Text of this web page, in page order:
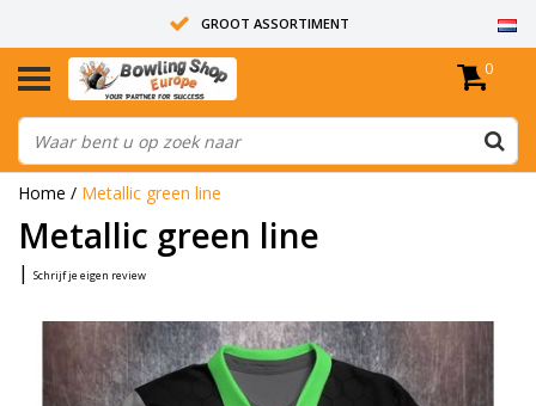
GROOT ASSORTIMENT
14 DAGEN RETOUR RECHT
ALLE BOWLINGBALLEN ZIJN ONGEBOORD
0
Home / Metallic green line
Metallic green line
| Schrijf je eigen review